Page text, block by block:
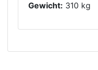
Gewicht: 310 kg